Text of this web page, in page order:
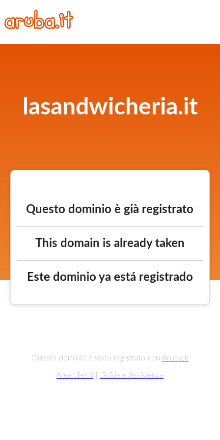
lasandwicheria.it
Questo dominio è già registrato
This domain is already taken
Este dominio ya está registrado
Questo dominio è stato registrato con Aruba.it
Area clienti Guide e Assistenza